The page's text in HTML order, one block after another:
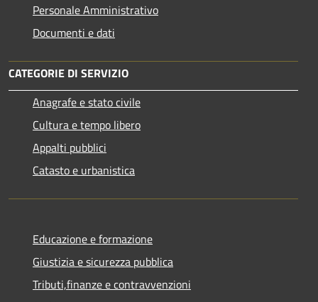
Personale Amministrativo
Documenti e dati
CATEGORIE DI SERVIZIO
Anagrafe e stato civile
Cultura e tempo libero
Appalti pubblici
Catasto e urbanistica
Educazione e formazione
Giustizia e sicurezza pubblica
Tributi,finanze e contravvenzioni